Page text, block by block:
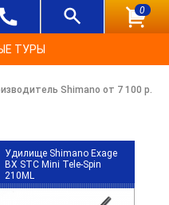
0
ТУРЫ
Shimano от 7 100 р.
Удилище Shimano Exage
BX STC Mini Tele-Spin
210ML